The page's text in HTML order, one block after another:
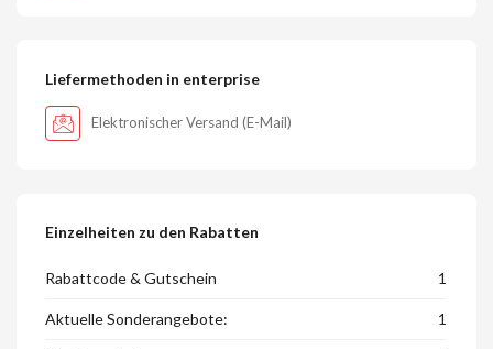
Liefermethoden in enterprise
Elektronischer Versand (E-Mail)
Einzelheiten zu den Rabatten
Rabattcode & Gutschein 1
Aktuelle Sonderangebote: 1